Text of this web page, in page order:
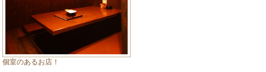
個室のあるお店！